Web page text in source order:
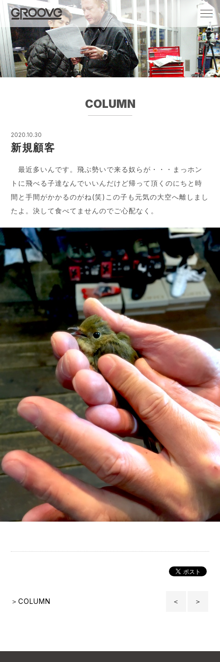
Groove 自転車 カフェ 輸入車・国産車のチ
ューニング/販売
COLUMN
2020.10.30
新規顧客
最近多いんです。飛ぶ勢いで来る奴らが・・・まっホン
トに飛べる子達なんでいいんだけど帰って頂くのにちと時
間と手間がかかるのがね(笑)この子も元気の大空へ離しまし
たよ。決して食べてませんのでご心配なく。
＞COLUMN ＜ ＞